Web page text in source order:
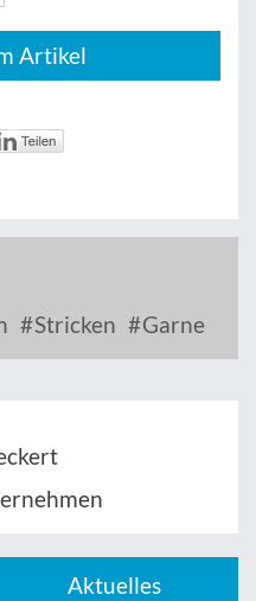
Artikel
Stricken Garne
Aktuelles